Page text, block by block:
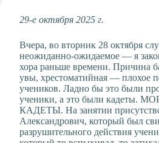
студия
Музыкальное
отделение
Психологическая
Служба
Тьюторская
служба
29-е октября 2025 г.
Вчера, во вторник 28 октября
неожиданно-ожидаемое — я
хора раньше времени. Причина
увы, хрестоматийная — плохое
учеников. Ладно бы это были
ученики, а это были кадеты.
КАДЕТЫ. На занятии
Александрович, который был
разрушительного действия